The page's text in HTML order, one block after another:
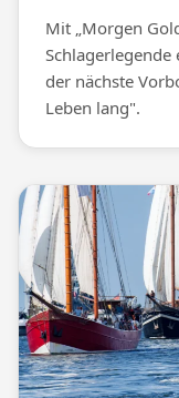
Mit „Morgen
Schlagerlegende
der nächste
Leben lang".